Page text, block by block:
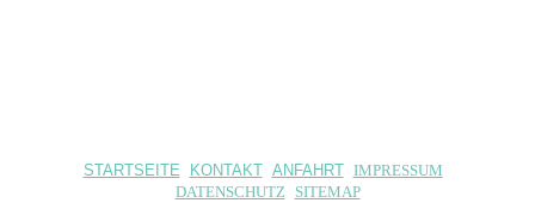
STARTSEITE KONTAKT ANFAHRT IMPRESSUM
DATENSCHUTZ
SITEMAP